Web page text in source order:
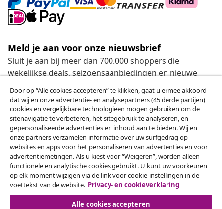
Meld je aan voor onze nieuwsbrief
Sluit je aan bij meer dan 700.000 shoppers die
wekelijkse deals, seizoensaanbiedingen en nieuwe
Onze sociale media
Herroeping van de overeenkomst
Een annulering voor je bestelling indienen
Herroeping van de overeenkomst
Door op “Alle cookies accepteren” te klikken, gaat u ermee akkoord
dat wij en onze advertentie- en analysepartners (45 derde partijen)
cookies en vergelijkbare technologieën mogen gebruiken om de
sitenavigatie te verbeteren, het sitegebruik te analyseren, en
gepersonaliseerde advertenties en inhoud aan te bieden. Wij en
onze partners verzamelen informatie over uw surfgedrag op
websites en apps voor het personaliseren van advertenties en voor
advertentiemetingen. Als u kiest voor “Weigeren”, worden alleen
functionele en analytische cookies gebruikt. U kunt uw voorkeuren
op elk moment wijzigen via de link voor cookie-instellingen in de
voettekst van de website. Privacy- en cookieverklaring
Alle cookies accepteren